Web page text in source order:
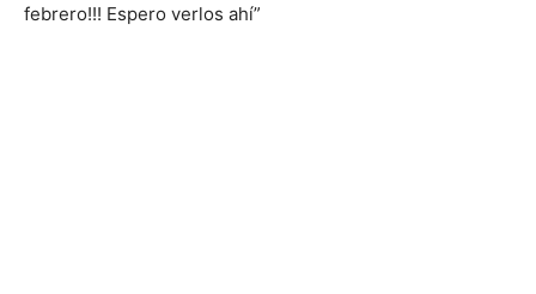
febrero!!! Espero verlos ahí”